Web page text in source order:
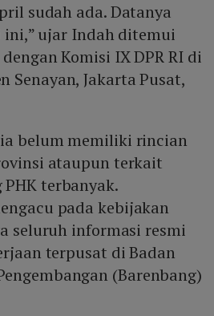
sudah ada. Datanya
ini,” ujar Indah ditemui
Komisi IX DPR RI di
Senayan, Jakarta Pusat,
belum memiliki rincian
ataupun terkait
terbanyak.
pada kebijakan
seluruh informasi resmi
terpusat di Badan
(Barenbang)